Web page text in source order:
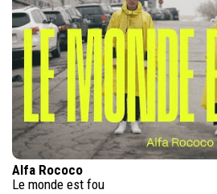
Alfa Rococo
Le monde est fou